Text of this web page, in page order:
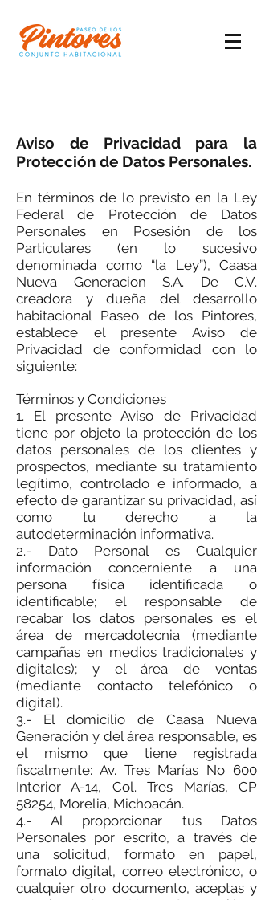
Aviso de Privacidad para la
Protección de Datos Personales.
En términos de lo previsto en la Ley
Federal de Protección de Datos
Personales en Posesión de los
Particulares (en lo sucesivo
denominada como “la Ley”), Caasa
Nueva Generacion S.A. De C.V.
creadora y dueña del desarrollo
habitacional Paseo de los Pintores,
establece el presente Aviso de
Privacidad de conformidad con lo
siguiente:
Términos y Condiciones
1. El presente Aviso de Privacidad
tiene por objeto la protección de los
datos personales de los clientes y
prospectos, mediante su tratamiento
legítimo, controlado e informado, a
efecto de garantizar su privacidad, así
como tu derecho a la
autodeterminación informativa.
2.- Dato Personal es Cualquier
información concerniente a una
persona física identificada o
identificable; el responsable de
recabar los datos personales es el
área de mercadotecnia (mediante
campañas en medios tradicionales y
digitales); y el área de ventas
(mediante contacto telefónico o
digital).
3.- El domicilio de Caasa Nueva
Generación y del área responsable, es
el mismo que tiene registrada
fiscalmente: Av. Tres Marías No 600
Interior A-14, Col. Tres Marías, CP
58254, Morelia, Michoacán.
4.- Al proporcionar tus Datos
Personales por escrito, a través de
una solicitud, formato en papel,
formato digital, correo electrónico, o
cualquier otro documento, aceptas y